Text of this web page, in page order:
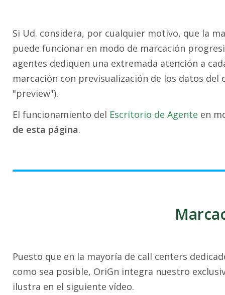
Si Ud. considera, por cualquier motivo, que la
puede funcionar en modo de marcación
agentes dediquen una extremada atención a
marcación con previsualización de los datos
"preview").
El funcionamiento del Escritorio de Agente en
de esta página.
Puesto que en la mayoría de call centers
como sea posible, OriGn integra nuestro
ilustra en el siguiente vídeo.